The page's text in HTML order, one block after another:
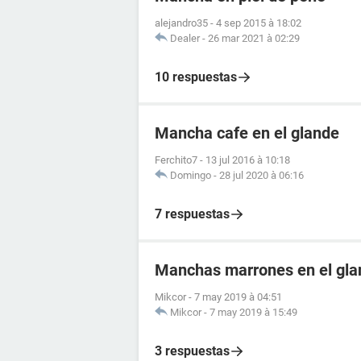
alejandro35 - 4 sep 2015 à 18:02
Dealer - 26 mar 2021 à 02:29
10 respuestas
Mancha cafe en el glande
Ferchito7 - 13 jul 2016 à 10:18
Domingo - 28 jul 2020 à 06:16
7 respuestas
Manchas marrones en el
Mikcor - 7 may 2019 à 04:51
Mikcor - 7 may 2019 à 15:49
3 respuestas